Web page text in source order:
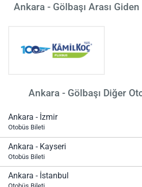
Ankara - Gölbaşı Arası
Ankara - Gölbaşı Diğer
Ankara - İzmir
Otobüs Bileti
Ankara - Kayseri
Otobüs Bileti
Ankara - İstanbul